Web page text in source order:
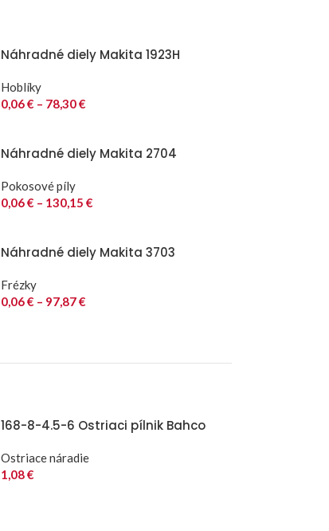
Náhradné diely Makita 1923H
Hoblíky
0,06€ – 78,30€
Náhradné diely Makita 2704
Pokosové píly
0,06€ – 130,15 €
Náhradné diely Makita 3703
Frézky
0,06€ – 97,87€
168-8-4.5-6 Ostriaci pílnik Bahco
Ostriace náradie
1,08€